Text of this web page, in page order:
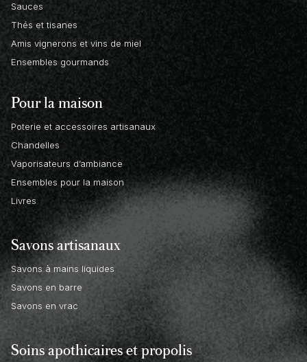
Sauces
Thés et tisanes
Amis vignerons et vins de miel
Ensembles gourmands
Pour la maison
Poterie et accessoires artisanaux
Chandelles
Vaporisateurs d’ambiance
Ensembles pour la maison
Livres
Savons artisanaux
Savons à mains liquides
Savons en barre
Savons en vrac
Soins apothicaires et propolis